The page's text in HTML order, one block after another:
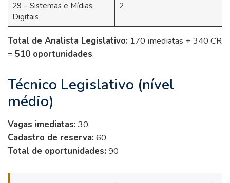
29 – Sistemas e Mídias
Digitais
2
Total de Analista Legislativo: 170 imediatas + 340 CR
=510 oportunidades.
Técnico Legislativo (nível
médio)
Vagas imediatas: 30
Cadastro de reserva: 60
Total de oportunidades: 90